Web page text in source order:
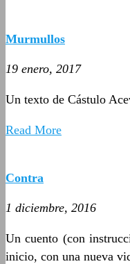
Murmullos
19 enero, 2017
Un texto de Cástulo
Read More
Contra
1 diciembre, 2016
Un cuento (con
inicio, con una nueva